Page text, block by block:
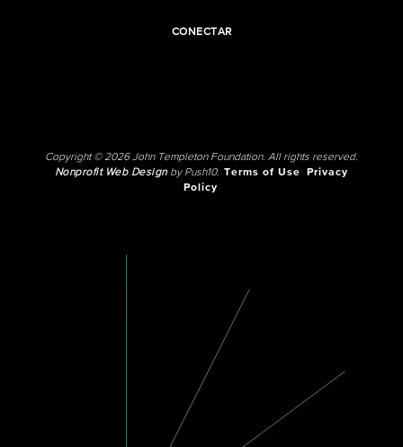
CONECTAR
Copyright © 2026 John Templeton Foundation. All rights reserved.
Nonprofit Web Designby Push10. Terms of Use
Privacy
Policy